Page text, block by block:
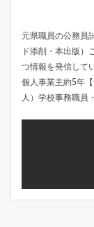
元県職員の公務員
ド添削・本出版）
つ情報を発信して
個人事業主約5年
人）学校事務職員